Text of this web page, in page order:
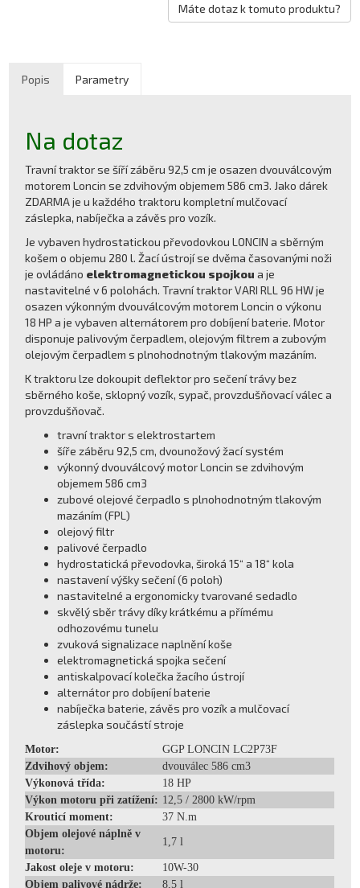
Máte dotaz k tomuto produktu?
Popis Parametry
Na dotaz
Travní traktor se šíří záběru 92,5 cm je osazen dvouválcovým
motorem Loncin se zdvihovým objemem 586 cm3. Jako dárek
ZDARMA je u každého traktoru kompletní mulčovací
záslepka, nabíječka a závěs pro vozík.
Je vybaven hydrostatickou převodovkou LONCIN a sběrným
košem o objemu 280 l. Žací ústrojí se dvěma časovanými noži
je ovládáno elektromagnetickou spojkou a je
nastavitelné v 6 polohách. Travní traktor VARI RLL 96 HW je
osazen výkonným dvouválcovým motorem Loncin o výkonu
18 HP a je vybaven alternátorem pro dobíjení baterie. Motor
disponuje palivovým čerpadlem, olejovým filtrem a zubovým
olejovým čerpadlem s plnohodnotným tlakovým mazáním.
K traktoru lze dokoupit deflektor pro sečení trávy bez
sběrného koše, sklopný vozík, sypač, provzdušňovací válec a
provzdušňovač.
travní traktor s elektrostartem
šíře záběru 92,5 cm, dvounožový žací systém
výkonný dvouválcový motor Loncin se zdvihovým
objemem 586 cm3
zubové olejové čerpadlo s plnohodnotným tlakovým
mazáním (FPL)
olejový filtr
palivové čerpadlo
hydrostatická převodovka, široká 15“ a 18“ kola
nastavení výšky sečení (6 poloh)
nastavitelné a ergonomicky tvarované sedadlo
skvělý sběr trávy díky krátkému a přímému
odhozovému tunelu
zvuková signalizace naplnění koše
elektromagnetická spojka sečení
antiskalpovací kolečka žacího ústrojí
alternátor pro dobíjení baterie
nabíječka baterie, závěs pro vozík a mulčovací
záslepka součástí stroje
Motor:
GGP LONCIN LC2P73F
Zdvihový objem:
dvouválec 586 cm3
Výkonová třída:
18 HP
Výkon motoru při zatížení: 12,5 / 2800 kW/rpm
Krouticí moment:
37 N.m
Objem olejové náplně v
motoru:
1,7 l
Jakost oleje v motoru:
10W-30
Objem palivové nádrže:
8,5 l